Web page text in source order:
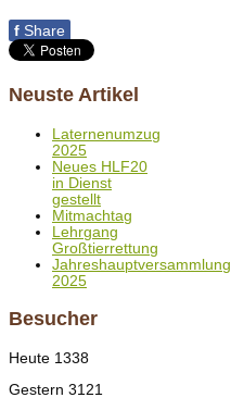
f Share
Neuste Artikel
Laternenumzug
2025
Neues HLF20
in Dienst
gestellt
Mitmachtag
Lehrgang
Großtierrettung
Jahreshauptversammlung
2025
Besucher
Heute 1338
Gestern 3121